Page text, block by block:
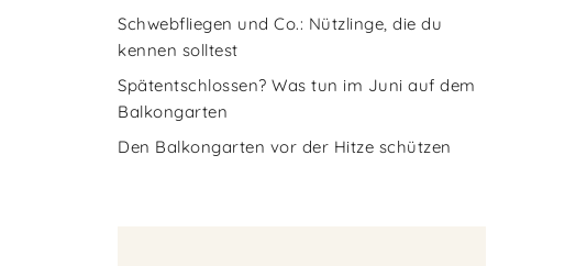
Schwebfliegen und Co.: Nützlinge, die du
kennen solltest
Spätentschlossen? Was tun im Juni auf dem
Balkongarten
Den Balkongarten vor der Hitze schützen